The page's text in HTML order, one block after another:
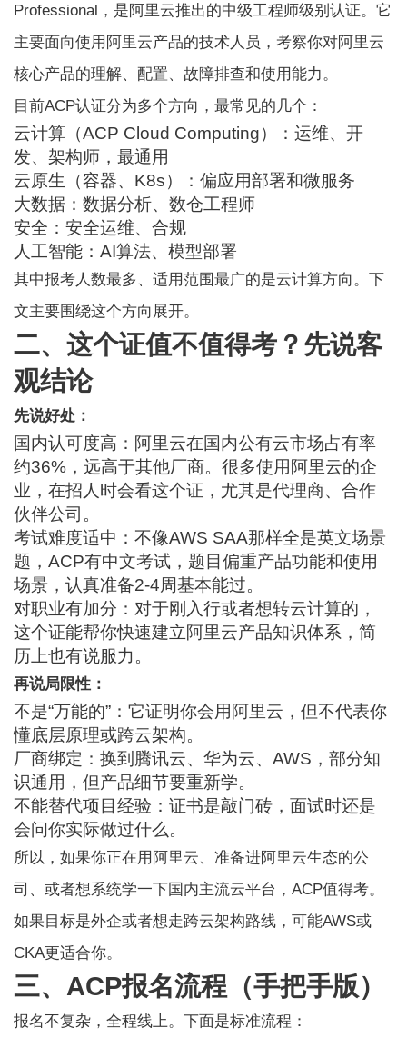
Professional，是阿里云推出的中级工程师级别认证。它
主要面向使用阿里云产品的技术人员，考察你对阿里云
核心产品的理解、配置、故障排查和使用能力。
目前ACP认证分为多个方向，最常见的几个：
云计算（ACP Cloud Computing）：运维、开
发、架构师，最通用
云原生（容器、K8s）：偏应用部署和微服务
大数据：数据分析、数仓工程师
安全：安全运维、合规
人工智能：AI算法、模型部署
其中报考人数最多、适用范围最广的是云计算方向。下
文主要围绕这个方向展开。
二、这个证值不值得考？先说客
观结论
先说好处：
国内认可度高：阿里云在国内公有云市场占有率
约36%，远高于其他厂商。很多使用阿里云的企
业，在招人时会看这个证，尤其是代理商、合作
伙伴公司。
考试难度适中：不像AWS SAA那样全是英文场景
题，ACP有中文考试，题目偏重产品功能和使用
场景，认真准备2-4周基本能过。
对职业有加分：对于刚入行或者想转云计算的，
这个证能帮你快速建立阿里云产品知识体系，简
历上也有说服力。
再说局限性：
不是“万能的”：它证明你会用阿里云，但不代表你
懂底层原理或跨云架构。
厂商绑定：换到腾讯云、华为云、AWS，部分知
识通用，但产品细节要重新学。
不能替代项目经验：证书是敲门砖，面试时还是
会问你实际做过什么。
所以，如果你正在用阿里云、准备进阿里云生态的公
司、或者想系统学一下国内主流云平台，ACP值得考。
如果目标是外企或者想走跨云架构路线，可能AWS或
CKA更适合你。
三、ACP报名流程（手把手版）
报名不复杂，全程线上。下面是标准流程：